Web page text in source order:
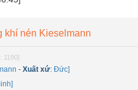
khí nén Kieselmann
1190]
-Xuất xứ:Đức]